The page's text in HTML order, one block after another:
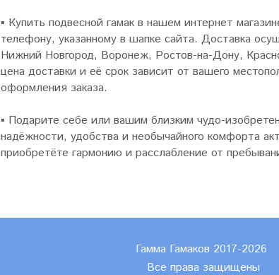
▪ Купить подвесной гамак в нашем интернет
телефону, указанному в шапке сайта. Доставка
Нижний Новгород, Воронеж, Ростов-на-Дону,
цена доставки и её срок зависит от вашего
оформления заказа.
▪ Подарите себе или вашим близким чудо-
надёжности, удобства и необычайного комфорта
приобретёте гармонию и расслабление от
Гамма Гамаков 2017-2026
Все права защищены